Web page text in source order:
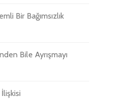
Bir Bağımsızlık
Bile Ayrışmayı